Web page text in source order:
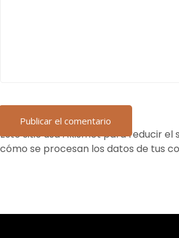
Este sitio usa Akismet para reducir el
cómo se procesan los datos de tus